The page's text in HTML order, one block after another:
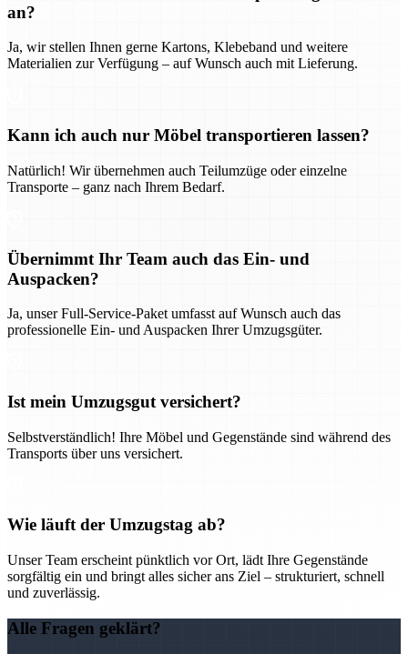
an?
Ja, wir stellen Ihnen gerne Kartons, Klebeband und weitere
Materialien zur Verfügung – auf Wunsch auch mit Lieferung.
Kann ich auch nur Möbel transportieren lassen?
Natürlich! Wir übernehmen auch Teilumzüge oder einzelne
Transporte – ganz nach Ihrem Bedarf.
Übernimmt Ihr Team auch das Ein- und
Auspacken?
Ja, unser Full-Service-Paket umfasst auf Wunsch auch das
professionelle Ein- und Auspacken Ihrer Umzugsgüter.
Ist mein Umzugsgut versichert?
Selbstverständlich! Ihre Möbel und Gegenstände sind während des
Transports über uns versichert.
Wie läuft der Umzugstag ab?
Unser Team erscheint pünktlich vor Ort, lädt Ihre Gegenstände
sorgfältig ein und bringt alles sicher ans Ziel – strukturiert, schnell
und zuverlässig.
Alle Fragen geklärt?